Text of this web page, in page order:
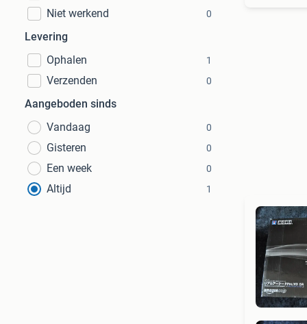
Niet werkend 0
Levering
Ophalen
1
Verzenden 0
Aangeboden sinds
Vandaag
0
Gisteren 0
Een week 0
Altijd 1